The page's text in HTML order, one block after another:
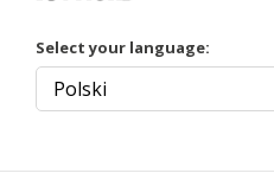
Select your language: